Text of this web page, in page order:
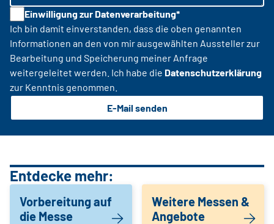
Einwilligung zur Datenverarbeitung*
Ich bin damit einverstanden, dass die oben genannten
Informationen an den von mir ausgewählten Aussteller zur
Bearbeitung und Speicherung meiner Anfrage
weitergeleitet werden. Ich habe die Datenschutzerklärung
zur Kenntnis genommen.
E-Mail senden
Entdecke mehr:
Vorbereitung auf
die Messe
Weitere Messen &
Angebote